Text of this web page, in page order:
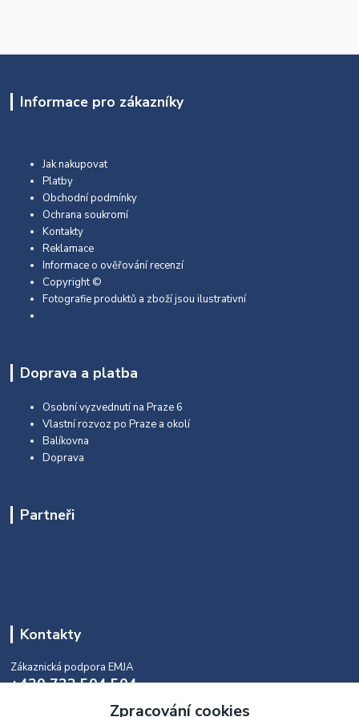
Informace pro zákazníky
Jak nakupovat
Platby
Obchodní podmínky
Ochrana soukromí
Kontakty
Reklamace
Informace o ověřování recenzí
Copyright ©
Fotografie produktů a zboží jsou ilustrativní
Doprava a platba
Osobní vyzvednutí na Praze 6
Vlastní rozvoz po Praze a okolí
Balíkovna
Doprava
Partneři
Kontakty
Zákaznická podpora EMJA
+420 732 504 504
(během naší aktuální otevírací doby)Zpracování cookies